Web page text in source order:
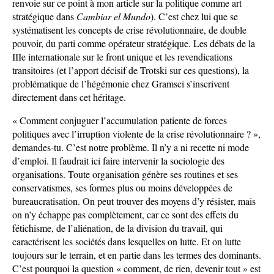
renvoie sur ce point à mon article sur la politique comme art
stratégique dans Cambiar el Mundo). C’est chez lui que se
systématisent les concepts de crise révolutionnaire, de double
pouvoir, du parti comme opérateur stratégique. Les débats de la
IIIe internationale sur le front unique et les revendications
transitoires (et l’apport décisif de Trotski sur ces questions), la
problématique de l’hégémonie chez Gramsci s’inscrivent
directement dans cet héritage.
« Comment conjuguer l’accumulation patiente de forces
politiques avec l’irruption violente de la crise révolutionnaire ? »,
demandes-tu. C’est notre problème. Il n’y a ni recette ni mode
d’emploi. Il faudrait ici faire intervenir la sociologie des
organisations. Toute organisation génère ses routines et ses
conservatismes, ses formes plus ou moins développées de
bureaucratisation. On peut trouver des moyens d’y résister, mais
on n’y échappe pas complètement, car ce sont des effets du
fétichisme, de l’aliénation, de la division du travail, qui
caractérisent les sociétés dans lesquelles on lutte. Et on lutte
toujours sur le terrain, et en partie dans les termes des dominants.
C’est pourquoi la question « comment, de rien, devenir tout » est